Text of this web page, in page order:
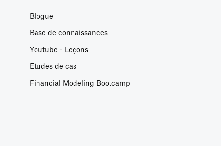
Blogue
Base de connaissances
Youtube - Leçons
Etudes de cas
Financial Modeling Bootcamp